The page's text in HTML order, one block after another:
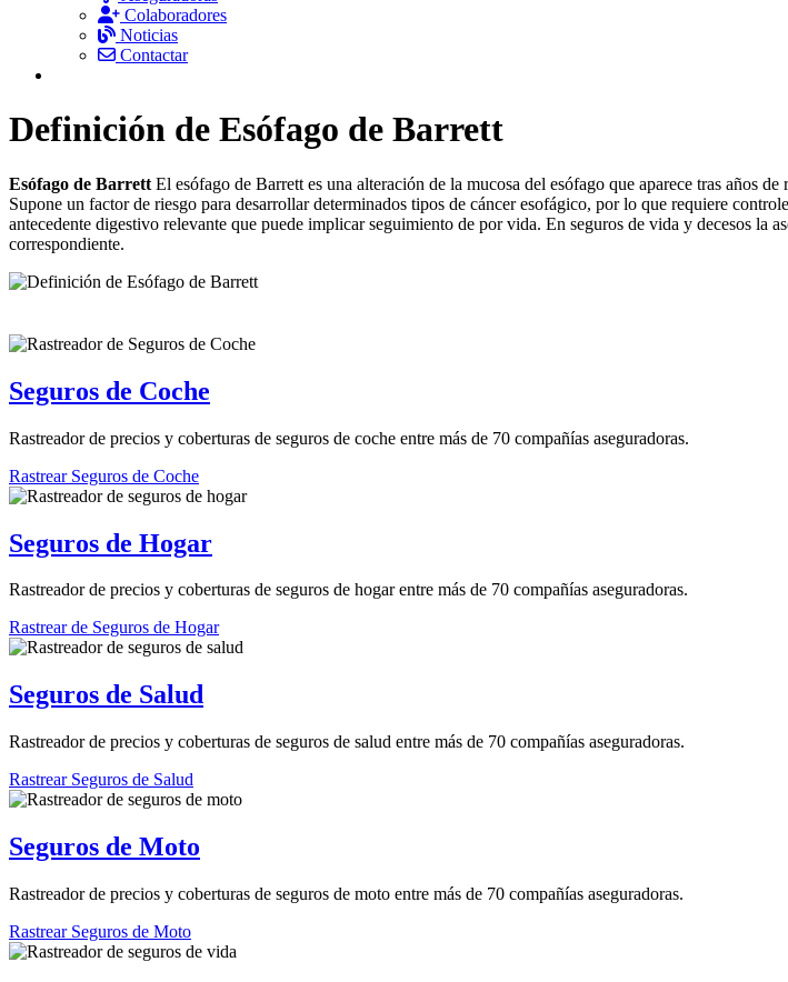
Colaboradores
Noticias
Contactar
Definición de Esófago de Barrett
Esófago de Barrett El esófago de Barrett es una alteración de la mucosa del esófago que aparece tras años
Supone un factor de riesgo para desarrollar determinados tipos de cáncer esofágico, por lo que requiere
antecedente digestivo relevante que puede implicar seguimiento de por vida. En seguros de vida y decesos la
correspondiente.
Seguros de Coche
Rastreador de precios y coberturas de seguros de coche entre más de 70 compañías aseguradoras.
Rastrear Seguros de Coche
Seguros de Hogar
Rastreador de precios y coberturas de seguros de hogar entre más de 70 compañías aseguradoras.
Rastrear de Seguros de Hogar
Seguros de Salud
Rastreador de precios y coberturas de seguros de salud entre más de 70 compañías aseguradoras.
Rastrear Seguros de Salud
Seguros de Moto
Rastreador de precios y coberturas de seguros de moto entre más de 70 compañías aseguradoras.
Rastrear Seguros de Moto